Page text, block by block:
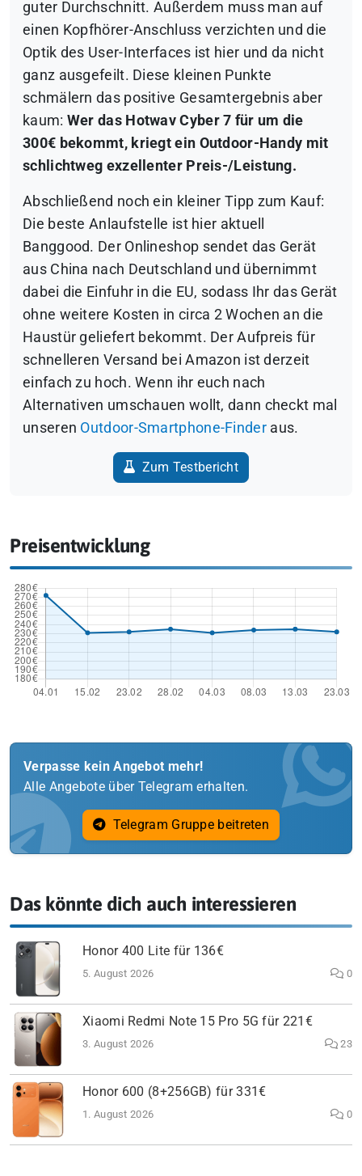
guter Durchschnitt. Außerdem muss man auf
einen Kopfhörer-Anschluss verzichten und die
Optik des User-Interfaces ist hier und da nicht
ganz ausgefeilt. Diese kleinen Punkte
schmälern das positive Gesamtergebnis aber
kaum: Wer das Hotwav Cyber 7 für um die
300€ bekommt, kriegt ein Outdoor-Handy mit
schlichtweg exzellenter Preis-/Leistung.
Abschließend noch ein kleiner Tipp zum Kauf:
Die beste Anlaufstelle ist hier aktuell
Banggood. Der Onlineshop sendet das Gerät
aus China nach Deutschland und übernimmt
dabei die Einfuhr in die EU, sodass Ihr das Gerät
ohne weitere Kosten in circa 2 Wochen an die
Haustür geliefert bekommt. Der Aufpreis für
schnelleren Versand bei Amazon ist derzeit
einfach zu hoch. Wenn ihr euch nach
Alternativen umschauen wollt, dann checkt mal
unseren Outdoor-Smartphone-Finderaus.
Zum Testbericht
Preisentwicklung
Verpasse kein Angebot mehr!
Alle Angebote über Telegram erhalten.
Telegram Gruppe beitreten
Das könnte dich auch interessieren
Honor 400 Lite für 136€
5. August 2026 0
Xiaomi Redmi Note 15 Pro 5G für 221€
3. August 2026 23
Honor 600 (8+256GB) für 331€
1. August 2026 0